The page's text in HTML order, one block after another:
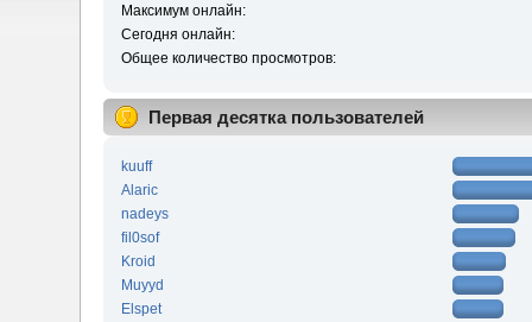
Максимум онлайн:
Сегодня онлайн:
Общее количество просмотров:
Первая десятка пользователей
kuuff
Alaric
nadeys
fil0sof
Kroid
Muyyd
Elspet